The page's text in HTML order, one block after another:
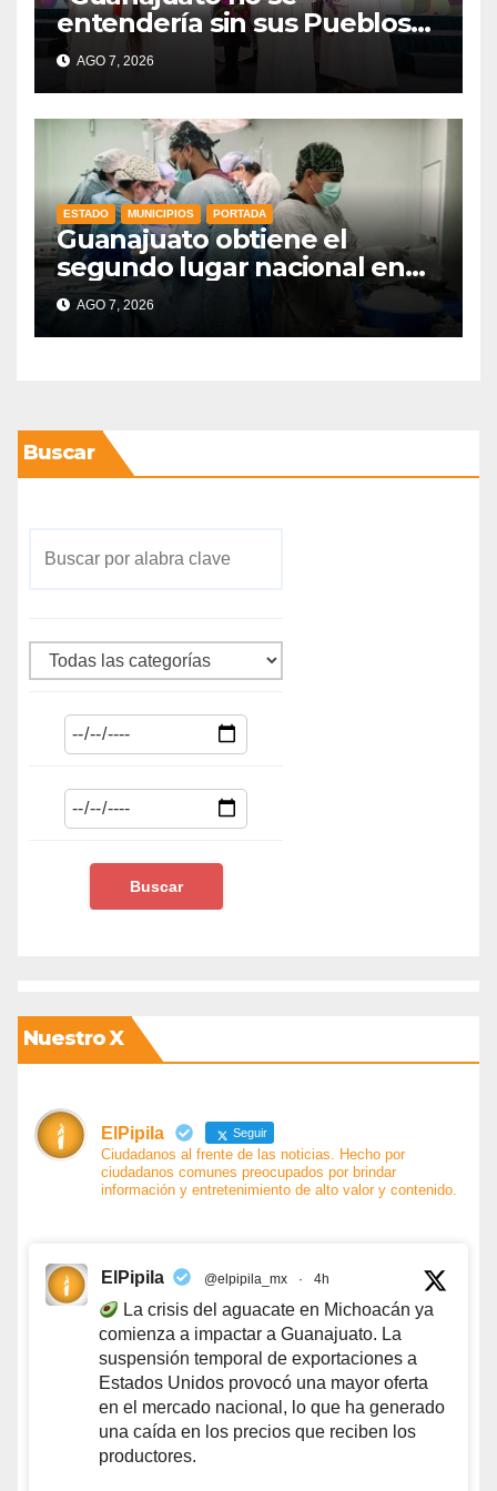
entendería sin sus Pueblos
Indígenas”: Libia Dennise
fortalece el orgullo del
AGO 7, 2026
ESTADO MUNICIPIOS PORTADA
Guanajuato obtiene el
segundo lugar nacional en
procuración de órganos
AGO 7, 2026
Buscar
Nuestro X
ElPipila Seguir
Ciudadanos al frente de las noticias. Hecho por
ciudadanos comunes preocupados por brindar
información y entretenimiento de alto valor y contenido.
ElPipila @elpipila_mx · 4h
La crisis del aguacate en Michoacán ya
comienza a impactar a Guanajuato. La
suspensión temporal de exportaciones a
Estados Unidos provocó una mayor oferta
en el mercado nacional, lo que ha generado
una caída en los precios que reciben los
productores.